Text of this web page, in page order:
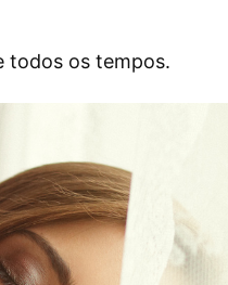
todos os tempos.